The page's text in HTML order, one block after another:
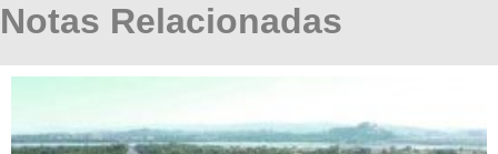
Notas Relacionadas